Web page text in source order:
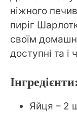
ніжного
пиріг
своїм
доступні та і
Інгредієнти:
Яйця – 2